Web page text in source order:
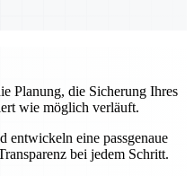
Planung, die Sicherung Ihres
wie möglich verläuft.
entwickeln eine passgenaue
bei jedem Schritt.